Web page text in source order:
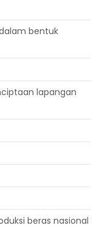
bentuk
lapangan
beras nasional